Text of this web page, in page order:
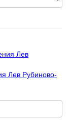
Лев Рубиново-